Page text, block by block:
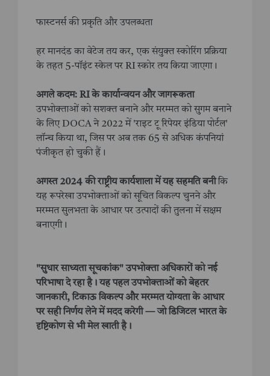
फास्टनर्स की प्रकृति और उपलब्धता
हर मानदंड का वेटेज तय कर, एक संयुक्त स्कोरिंग प्रक्रिया
के तहत 5-पॉइंट स्केल पर RI स्कोर तय किया जाएगा।
अगले कदम: RI के कार्यान्वयन और जागरूकता
उपभोक्ताओं को सशक्त बनाने और मरम्मत को सुगम बनाने
के लिए DOCA ने 2022 में 'राइट टू रिपेयर इंडिया पोर्टल'
लॉन्च किया था, जिस पर अब तक 65 से अधिक कंपनियां
पंजीकृत हो चुकी हैं।
अगस्त 2024 की राष्ट्रीय कार्यशाला में यह सहमति बनीकि
यह रूपरेखा उपभोक्ताओं को सूचित विकल्प चुनने और
मरम्मत सुलभता के आधार पर उत्पादों की तुलना में सक्षम
बनाएगी।
"सुधार साध्यता सूचकांक" उपभोक्ता अधिकारों को नई
परिभाषा दे रहा है। यह पहल उपभोक्ताओं को बेहतर
जानकारी, टिकाऊ विकल्प और मरम्मत योग्यता के आधार
पर सही निर्णय लेने में मदद करेगी — जो डिजिटल भारत के
दृष्टिकोण से भी मेल खाती है।